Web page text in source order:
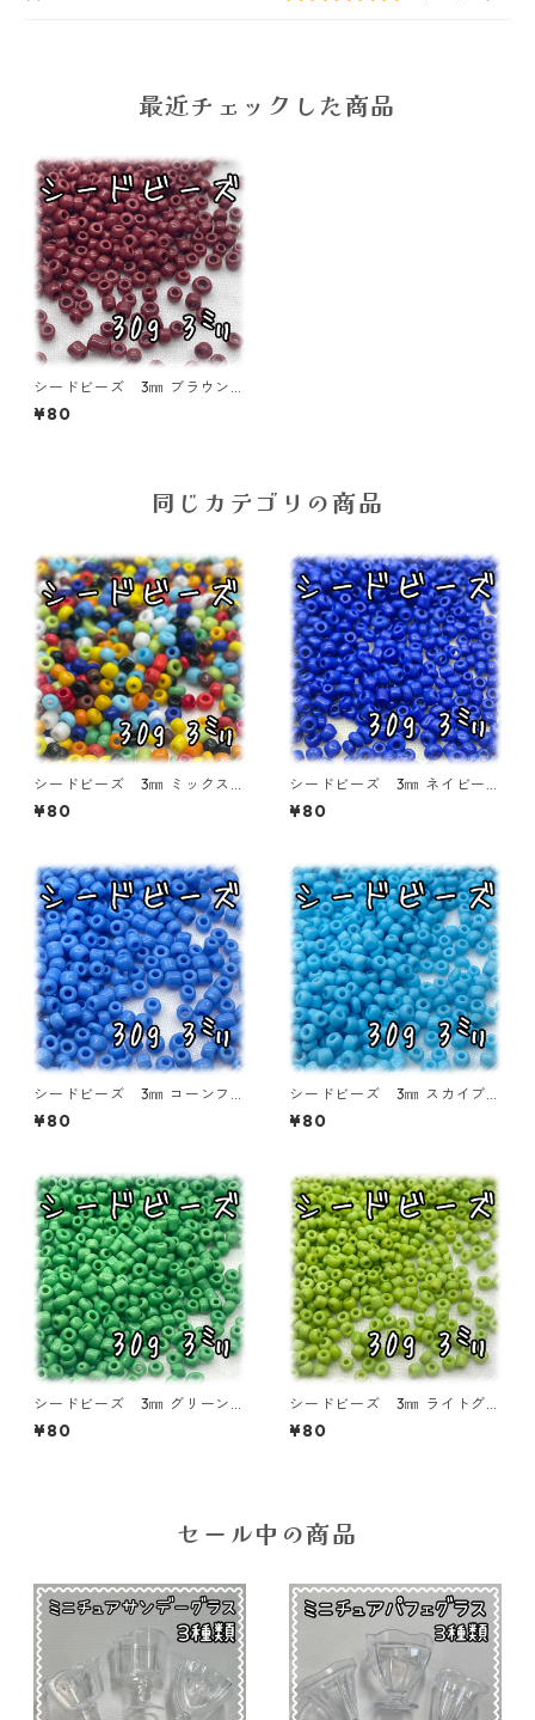
最近チェックした商品
シードビーズ 3㎜ ブラウン
30ｇ【SEED-BEADS-o03-B
RN】
¥80
同じカテゴリの商品
シードビーズ 3㎜ ミックスカ
ラー 不透明タイプ 30ｇ【S
EED-BEADS-o03-MIX02】
¥80
シードビーズ 3㎜ ネイビーブ
ルー 30ｇ【SEED-BEADS-o
03-BLU3】
¥80
シードビーズ 3㎜ コーンフラ
ワーブルー 30ｇ【SEED-BE
ADS-o03-BLU2】
¥80
シードビーズ 3㎜ スカイブル
ー 30ｇ【SEED-BEADS-o0
3-BLU1】
¥80
シードビーズ 3㎜ グリーン
30ｇ【SEED-BEADS-o03-G
RN2】
¥80
シードビーズ 3㎜ ライトグリ
ーン 30ｇ【SEED-BEADS-o
03-GRN1】
¥80
セール中の商品